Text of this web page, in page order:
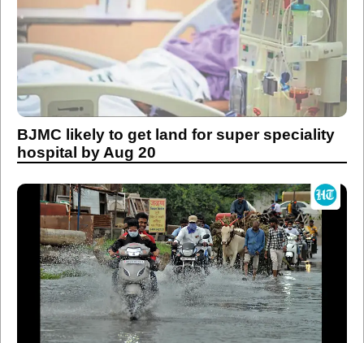
BJMC likely to get land for super speciality
hospital by Aug 20